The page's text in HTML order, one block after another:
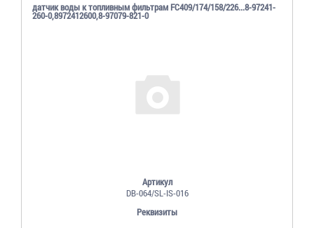
датчик воды к топливным фильтрам FC409/174/158/226...8-97241-
260-0,8972412600,8-97079-821-0
Артикул
DB-064/SL-IS-016
Реквизиты